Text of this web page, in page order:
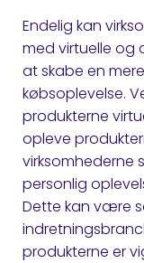
Endelig kan
med virtuelle og
at skabe en
købsoplevelse.
produkterne
opleve
virksomhederne
personlig
Dette kan være
produkterne er